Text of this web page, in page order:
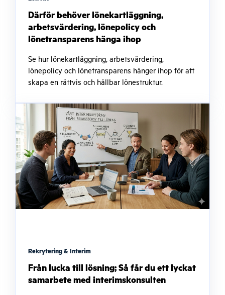
Därför behöver lönekartläggning,
arbetsvärdering, lönepolicy och
lönetransparens hänga ihop
Se hur lönekartläggning, arbetsvärdering,
lönepolicy och lönetransparens hänger ihop för att
skapa en rättvis och hållbar lönestruktur.
Rekrytering & Interim
Från lucka till lösning; Så får du ett lyckat
samarbete med interimskonsulten